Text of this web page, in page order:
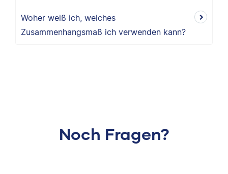
Woher weiß ich, welches
Zusammenhangsmaß ich verwenden kann?
Noch Fragen?